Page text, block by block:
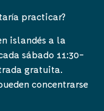
practicar?
islandés a la
sábado 11:30-
gratuita.
concentrarse